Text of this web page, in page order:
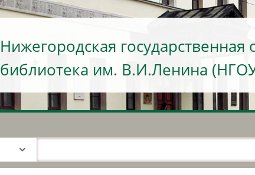
Нижегородская государственная
библиотека им. В.И.Ленина